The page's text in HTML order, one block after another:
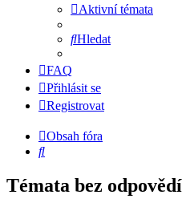
Aktivní témata
Hledat
FAQ
Přihlásit se
Registrovat
Obsah fóra
Hledat
Témata bez odpovědí